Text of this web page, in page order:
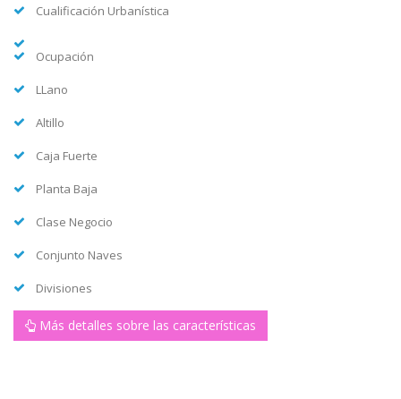
Cualificación Urbanística
Ocupación
LLano
Altillo
Caja Fuerte
Planta Baja
Clase Negocio
Conjunto Naves
Divisiones
Más detalles sobre las características